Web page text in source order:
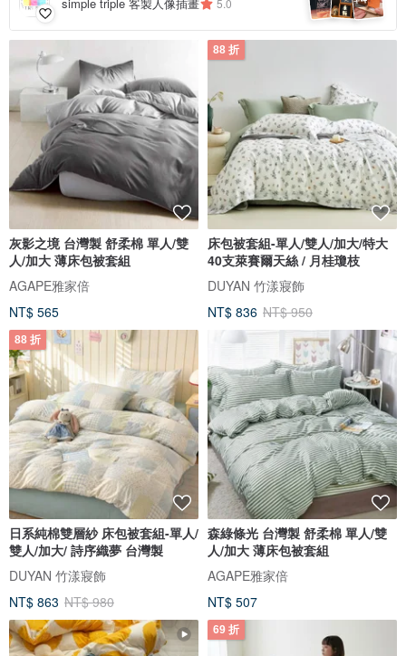
5.0
灰影之境 台灣製 舒柔棉 單人/雙
人/加大 薄床包被套組
AGAPE雅家倍
NT$ 565
88 折
床包被套組-單人/雙人/加大/特大
40支萊賽爾天絲 / 月桂瓊枝
DUYAN 竹漾寢飾
NT$ 836 NT$ 950
88 折
日系純棉雙層紗 床包被套組-單人/
雙人/加大/ 詩序織夢 台灣製
DUYAN 竹漾寢飾
NT$ 863 NT$ 980
森綠條光 台灣製 舒柔棉 單人/雙
人/加大 薄床包被套組
AGAPE雅家倍
NT$ 507
69 折